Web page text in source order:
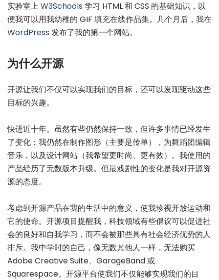
实验室上W3Schools 学习 HTML 和 CSS 的基础知识，以
便我可以用我幼稚的 GIF 填充在线作品集。几个月后，我在
WordPress 发布了我的第一个网站。
为什么开源
开源让我们不仅可以实现我们的目标，还可以发现驱动这些
目标的兴趣。
快进近十年。虽然有些仍然保持一致，但许多事情已经发生
了变化：我仍然在制作图形（主要是传单），为舞蹈团编辑
音乐，以及设计网站（我希望更时尚、更有效）。我使用的
产品经历了无数版本升级。但最戏剧性的变化是我对开源资
源的态度。
考虑到开源产品在我的生活中的意义，使我珍视开放运动和
它的使命。开源项目提醒我，科技领域有些倡议可以促进社
会的良好和自我学习，而不会被那些具有社会经济优势的人
排斥。我中学时的自己，像无数其他人一样，无法购买
Adobe Creative Suite、GarageBand 或
Squarespace。开源平台使我们不仅能够实现我们的目